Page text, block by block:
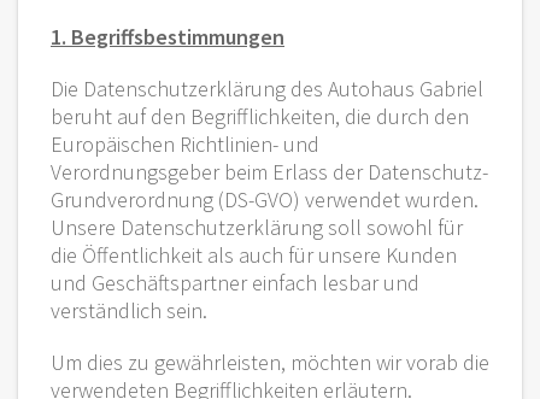
1. Begriffsbestimmungen
Die Datenschutzerklärung des Autohaus Gabriel
beruht auf den Begrifflichkeiten, die durch den
Europäischen Richtlinien- und
Verordnungsgeber beim Erlass der Datenschutz-
Grundverordnung (DS-GVO) verwendet wurden.
Unsere Datenschutzerklärung soll sowohl für
die Öffentlichkeit als auch für unsere Kunden
und Geschäftspartner einfach lesbar und
verständlich sein.
Um dies zu gewährleisten, möchten wir vorab die
verwendeten Begrifflichkeiten erläutern.